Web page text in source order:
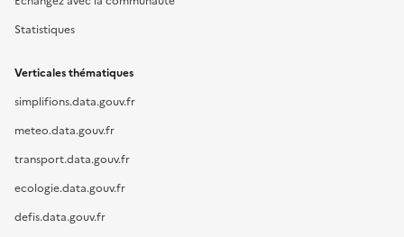
Statistiques
Verticales thématiques
simplifions.data.gouv.fr
meteo.data.gouv.fr
transport.data.gouv.fr
ecologie.data.gouv.fr
defis.data.gouv.fr